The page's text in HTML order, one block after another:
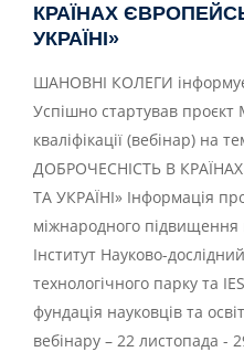
КРАЇНАХ
УКРАЇНІ»
ШАНОВНІ КОЛЕГИ
Успішно стартував
кваліфікації (вебінар) на
ДОБРОЧЕСНІСТЬ В
ТА УКРАЇНІ» Інформація
міжнародного підвищення
Інститут Науково-
технологічного парку та
фундація науковців та
вебінару – 22 листопада -